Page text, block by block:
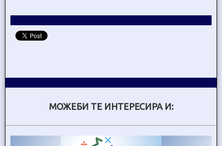
МОЖЕБИ ТЕ ИНТЕРЕСИРА И: